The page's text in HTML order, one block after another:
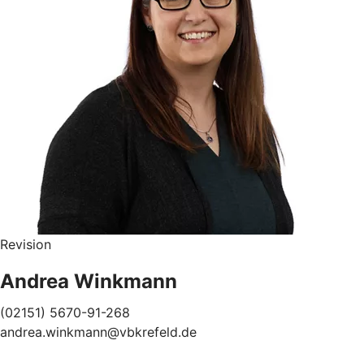
Revision
Andrea Winkmann
(02151) 5670-91-268
andrea.winkmann@vbkrefeld.de